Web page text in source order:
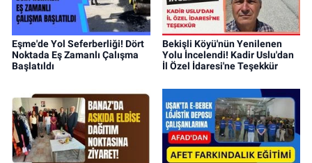
Eşme'de Yol Seferberliği! Dört
Noktada Eş Zamanlı Çalışma
Başlatıldı
Bekişli Köyü'nün Yenilenen
Yolu İncelendi! Kadir Uslu'dan
İl Özel İdaresi'ne Teşekkür